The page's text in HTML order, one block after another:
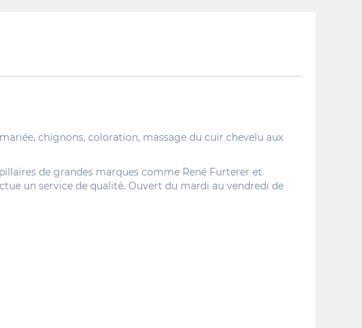
chignons, coloration, massage du cuir chevelu aux
de grandes marques comme René Furterer et
un service de qualité. Ouvert du mardi au vendredi de